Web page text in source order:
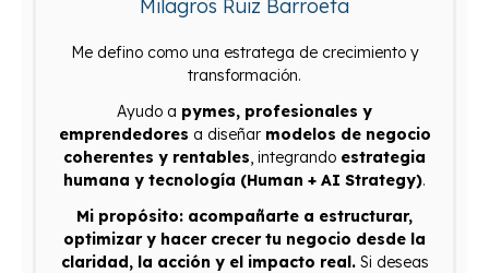
Milagros Ruiz Barroeta
Me defino como una estratega de crecimiento y
transformación.
Ayudo a pymes, profesionales y
emprendedores a diseñar modelos de negocio
coherentes y rentables, integrando estrategia
humana y tecnología (Human + AI Strategy).
Mi propósito: acompañarte a estructurar,
optimizar y hacer crecer tu negocio desde la
claridad, la acción y el impacto real.Si deseas